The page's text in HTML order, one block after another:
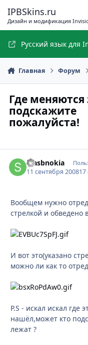
IPBSkins.ru
Дизайн и модификация
Русский язык для
Главная Форум
Где меняются
подскажите
пожалуйста!
stasbnokia
11 сентября 200817
Вообщем нужно
стрелкой и обведено
И вот это(указано
можно ли как то
P.S - искал искал где
нашёл,может кто
лежат ?